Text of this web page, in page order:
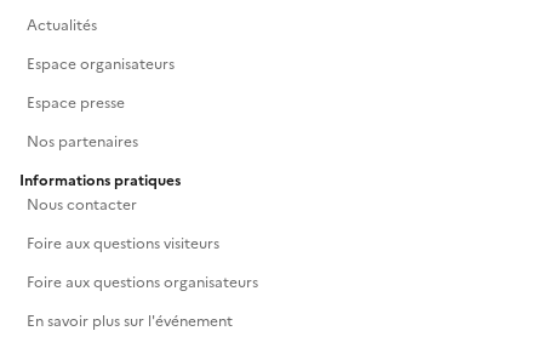
Actualités
Espace organisateurs
Espace presse
Nos partenaires
Informations pratiques
Nous contacter
Foire aux questions visiteurs
Foire aux questions organisateurs
En savoir plus sur l'événement